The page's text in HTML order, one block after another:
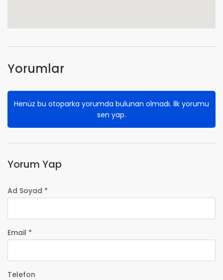
Yorumlar
Henüz bu otoparka yorumda bulunan olmadı. İlk yorumu
sen yap.
Yorum Yap
Ad Soyad *
Email *
Telefon